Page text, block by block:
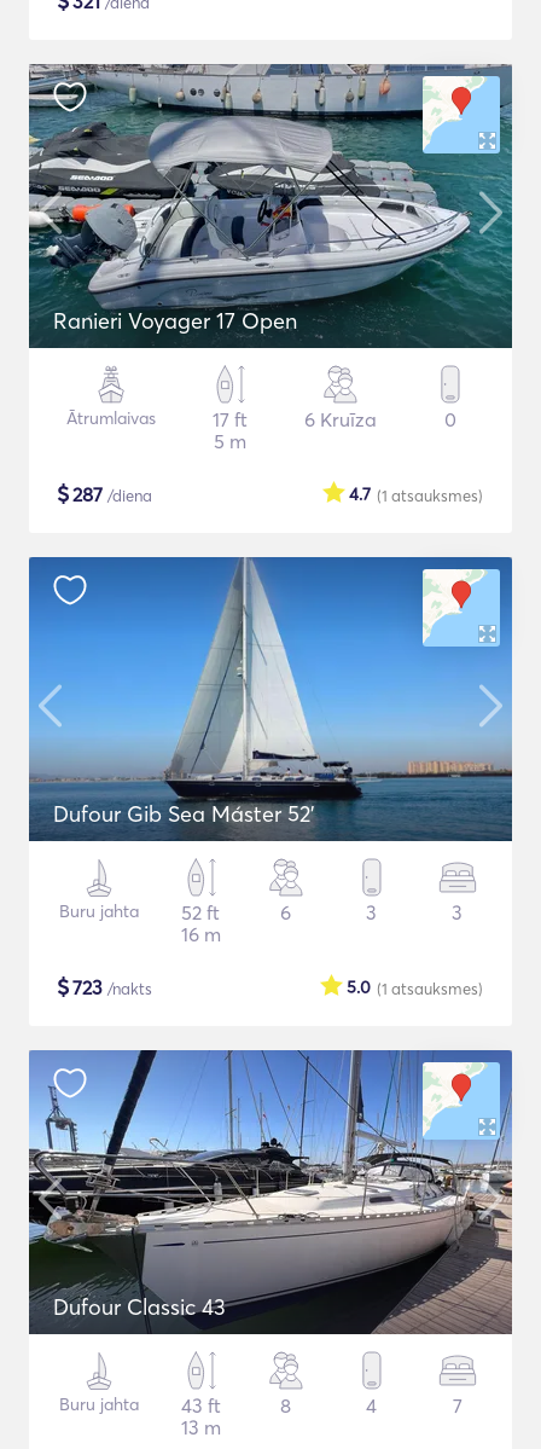
Ranieri Voyager 17 Open
Ātrumlaivas
17 ft
5 m
6 Kruīza 0
$287 /diena (1 atsauksmes)
4.7
Dufour Gib Sea Máster 52’
Buru jahta
52 ft
16 m
6 3 3
$723 /nakts (1 atsauksmes)
5.0
Dufour Classic 43
Buru jahta
43 ft
13 m
8 4 7